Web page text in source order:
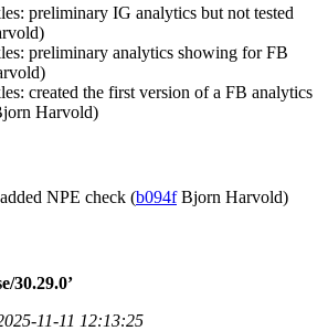
preliminary IG analytics but not tested
preliminary analytics showing for FB
created the first version of a FB analytics
Harvold)
NPE check (b094fBjorn Harvold)
30.29.0’
11-11 12:13:25